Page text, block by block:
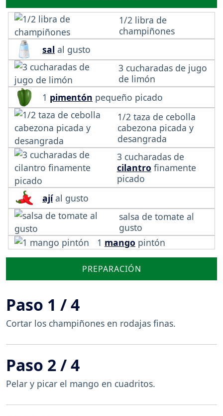
1/2 libra de
champiñones
sal al gusto
3 cucharadas de jugo
de limón
1 pimentón pequeño picado
1/2 taza de cebolla
cabezona picada y
desangrada
3 cucharadas de
cilantro finamente
picado
ajíal gusto
salsa de tomate al
gusto
1 mango pintón
PREPARACIÓN
Paso 1 / 4
Cortar los champiñones en rodajas finas.
Paso 2 / 4
Pelar y picar el mango en cuadritos.